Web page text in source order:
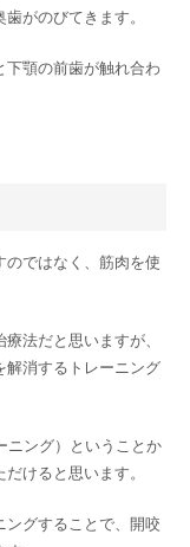
がのびてきます。
下顎の前歯が触れ合わ
のではなく、筋肉を使
法だと思いますが、
解消するトレーニング
ニング）ということか
けると思います。
ングすることで、開咬